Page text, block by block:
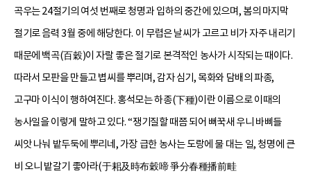
곡우는 24절기의 여섯 번째로 청명과 입하의 중간에 있으며, 봄의 마지막
절기로 음력 3월 중에 해당한다. 이 무렵은 날씨가 고르고 비가 자주 내리기
때문에 백곡(百穀)이 자랄 좋은 절기로 본격적인 농사가 시작되는 때이다.
따라서 모판을 만들고 볍씨를 뿌리며, 감자 심기, 목화와 담배의 파종,
고구마 이식이 행하여진다. 홍석모는 하종(下種)이란 이름으로 이때의
농사일을 이렇게 말하고 있다. “쟁기질할 때쯤 되어 뻐꾹새 우니 바삐들
씨앗 나눠 밭두둑에 뿌리네, 가장 급한 농사는 도랑에 물 대는 일, 청명에 큰
비 오니 밭갈기 좋아라(于耜及時布穀啼 爭分春種播前畦